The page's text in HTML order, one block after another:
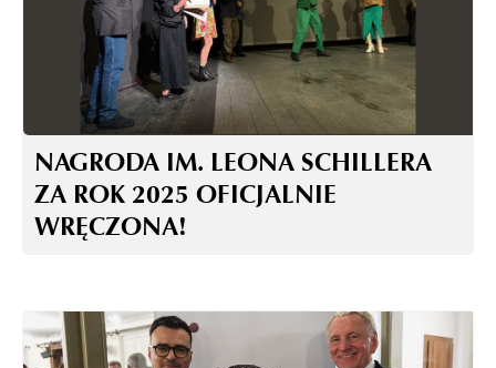
NAGRODA IM. LEONA SCHILLERA
ZA ROK 2025 OFICJALNIE
WRĘCZONA!